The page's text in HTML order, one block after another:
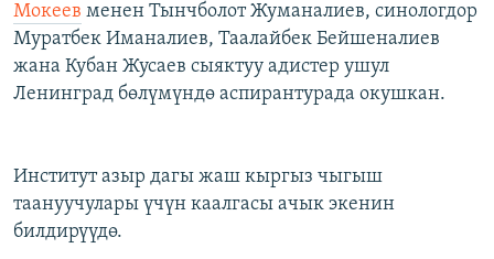
Мокеев менен Тынчболот Жуманалиев, синологдор
Муратбек Иманалиев, Таалайбек Бейшеналиев
жана Кубан Жусаев сыяктуу адистер ушул
Ленинград бөлүмүндө аспирантурада окушкан.
Институт азыр дагы жаш кыргыз чыгыш
таануучулары үчүн каалгасы ачык экенин
билдирүүдө.